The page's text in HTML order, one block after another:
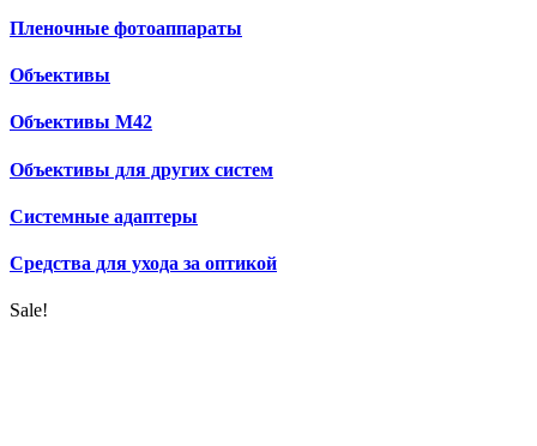
Пленочные фотоаппараты
Объективы
Объективы М42
Объективы для других систем
Cистемные адаптеры
Средства для ухода за оптикой
Sale!